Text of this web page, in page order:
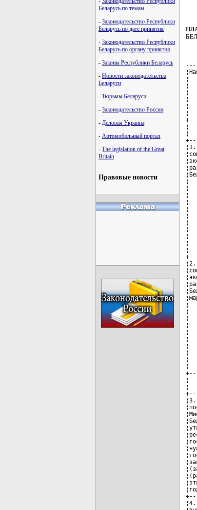
Беларусь по темам
- Законодательство Республики
Беларусь по дате принятия
- Законодательство Республики
Беларусь по органу принятия
- Законы Республики Беларусь
- Новости законодательства
Беларуси
- Тюрьмы Беларуси
- Законодательство России
- Деловая Украина
- Автомобильный портал
- The legislation of the Great
Britain
Правовые новости
---------------------+---------------------+----------+-------------
¦Наименование вопроса¦  Ответственные за   ¦   Срок   ¦    Срок    ¦
¦                    ¦     подготовку      ¦ внесения ¦рассмотрения¦
¦                    ¦                     ¦материалов¦            ¦
¦                    ¦                     ¦ в Совет  ¦            ¦
¦                    ¦                     ¦Министров ¦